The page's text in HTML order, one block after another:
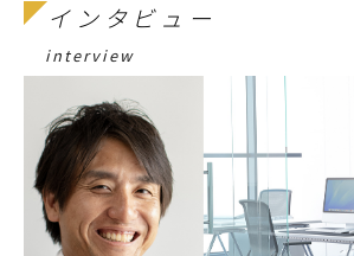
インタビュー
interview